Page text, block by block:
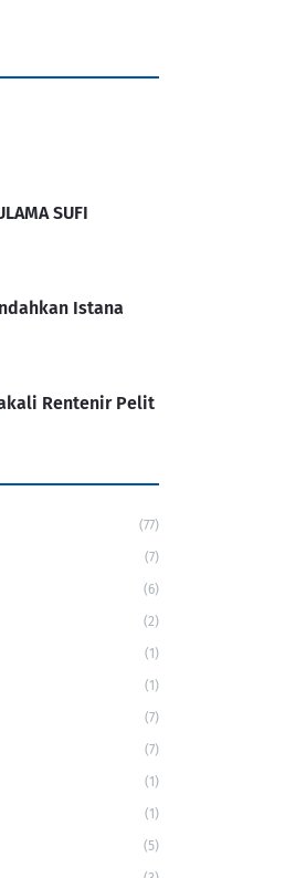
SUFI
Istana
Rentenir Pelit
(77)
(7)
(6)
(2)
(1)
(1)
(7)
(7)
(1)
(1)
(5)